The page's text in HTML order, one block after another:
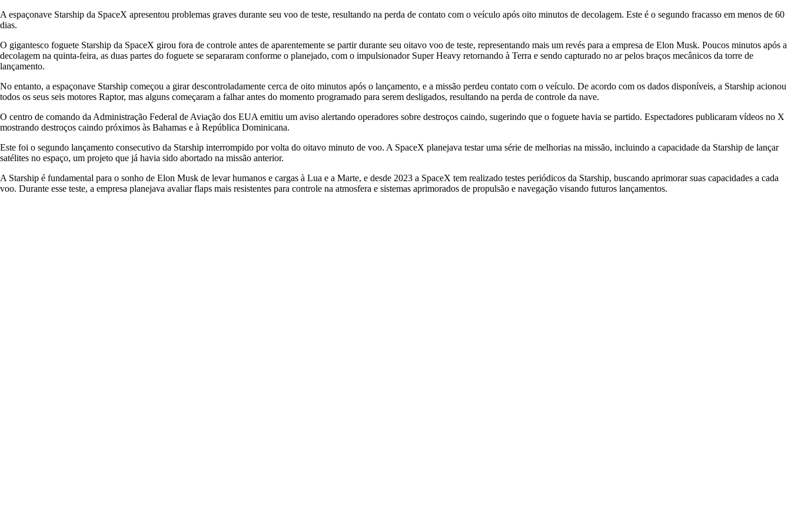
A espaçonave Starship da SpaceX apresentou problemas graves durante seu voo de teste, resultando na perda de contato com o veículo após oito minutos de decolagem. Este é o segundo fracasso em menos de 60
dias.
O gigantesco foguete Starship da SpaceX girou fora de controle antes de aparentemente se partir durante seu oitavo voo de teste, representando mais um revés para a empresa de Elon Musk. Poucos minutos após a
decolagem na quinta-feira, as duas partes do foguete se separaram conforme o planejado, com o impulsionador Super Heavy retornando à Terra e sendo capturado no ar pelos braços mecânicos da torre de
lançamento.
No entanto, a espaçonave Starship começou a girar descontroladamente cerca de oito minutos após o lançamento, e a missão perdeu contato com o veículo. De acordo com os dados disponíveis, a Starship acionou
todos os seus seis motores Raptor, mas alguns começaram a falhar antes do momento programado para serem desligados, resultando na perda de controle da nave.
O centro de comando da Administração Federal de Aviação dos EUA emitiu um aviso alertando operadores sobre destroços caindo, sugerindo que o foguete havia se partido. Espectadores publicaram vídeos no X
mostrando destroços caindo próximos às Bahamas e à República Dominicana.
Este foi o segundo lançamento consecutivo da Starship interrompido por volta do oitavo minuto de voo. A SpaceX planejava testar uma série de melhorias na missão, incluindo a capacidade da Starship de lançar
satélites no espaço, um projeto que já havia sido abortado na missão anterior.
A Starship é fundamental para o sonho de Elon Musk de levar humanos e cargas à Lua e a Marte, e desde 2023 a SpaceX tem realizado testes periódicos da Starship, buscando aprimorar suas capacidades a cada
voo. Durante esse teste, a empresa planejava avaliar flaps mais resistentes para controle na atmosfera e sistemas aprimorados de propulsão e navegação visando futuros lançamentos.